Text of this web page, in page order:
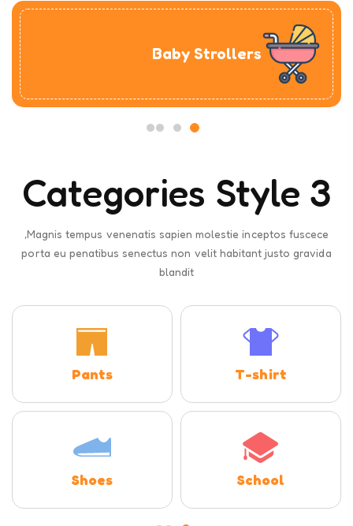
Baby Strollers
Categories Style 3
Magnis tempus venenatis sapien molestie inceptos fuscece,
porta eu penatibus senectus non velit habitant justo gravida
blandit
T-shirt
Pants
School
Shoes